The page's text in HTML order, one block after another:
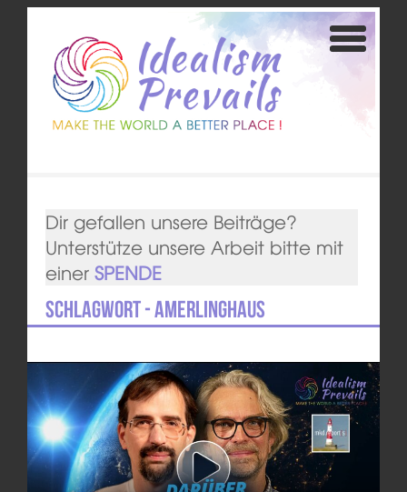
Dir gefallen unsere Beiträge?
Unterstütze unsere Arbeit bitte mit
einer SPENDE
Schlagwort - Amerlinghaus